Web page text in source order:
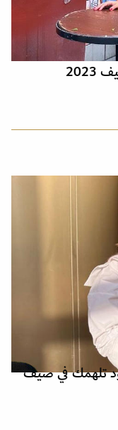
تلهمك في صيف